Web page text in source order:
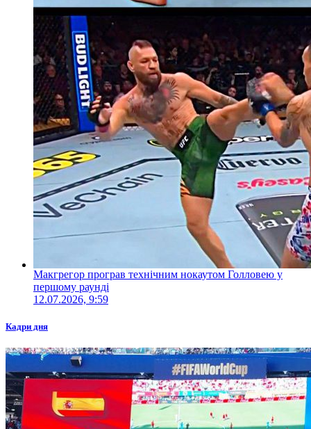
Макгрегор програв технічним нокаутом Голловею у
першому раунді
12.07.2026, 9:59
Кадри дня